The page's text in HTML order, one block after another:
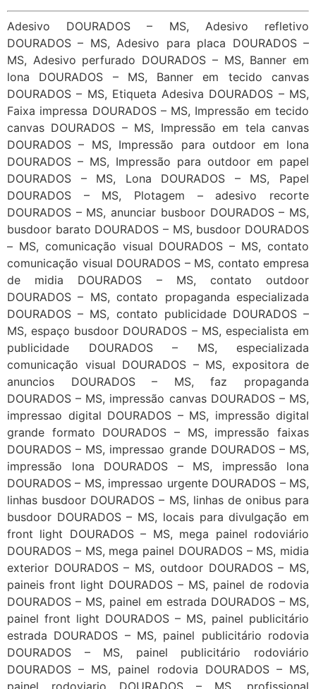
Adesivo DOURADOS – MS, Adesivo refletivo
DOURADOS – MS, Adesivo para placa DOURADOS –
MS, Adesivo perfurado DOURADOS – MS, Banner em
lona DOURADOS – MS, Banner em tecido canvas
DOURADOS – MS, Etiqueta Adesiva DOURADOS – MS,
Faixa impressa DOURADOS – MS, Impressão em tecido
canvas DOURADOS – MS, Impressão em tela canvas
DOURADOS – MS, Impressão para outdoor em lona
DOURADOS – MS, Impressão para outdoor em papel
DOURADOS – MS, Lona DOURADOS – MS, Papel
DOURADOS – MS, Plotagem – adesivo recorte
DOURADOS – MS, anunciar busboor DOURADOS – MS,
busdoor barato DOURADOS – MS, busdoor DOURADOS
– MS, comunicação visual DOURADOS – MS, contato
comunicação visual DOURADOS – MS, contato empresa
de midia DOURADOS – MS, contato outdoor
DOURADOS – MS, contato propaganda especializada
DOURADOS – MS, contato publicidade DOURADOS –
MS, espaço busdoor DOURADOS – MS, especialista em
publicidade DOURADOS – MS, especializada
comunicação visual DOURADOS – MS, expositora de
anuncios DOURADOS – MS, faz propaganda
DOURADOS – MS, impressão canvas DOURADOS – MS,
impressao digital DOURADOS – MS, impressão digital
grande formato DOURADOS – MS, impressão faixas
DOURADOS – MS, impressao grande DOURADOS – MS,
impressão lona DOURADOS – MS, impressão lona
DOURADOS – MS, impressao urgente DOURADOS – MS,
linhas busdoor DOURADOS – MS, linhas de onibus para
busdoor DOURADOS – MS, locais para divulgação em
front light DOURADOS – MS, mega painel rodoviário
DOURADOS – MS, mega painel DOURADOS – MS, midia
exterior DOURADOS – MS, outdoor DOURADOS – MS,
paineis front light DOURADOS – MS, painel de rodovia
DOURADOS – MS, painel em estrada DOURADOS – MS,
painel front light DOURADOS – MS, painel publicitário
estrada DOURADOS – MS, painel publicitário rodovia
DOURADOS – MS, painel publicitário rodoviário
DOURADOS – MS, painel rodovia DOURADOS – MS,
painel rodoviario DOURADOS – MS, profissional